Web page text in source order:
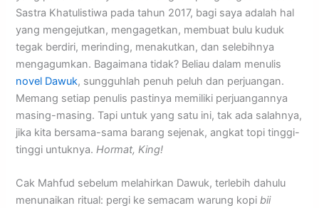
Sastra Khatulistiwa pada tahun 2017, bagi saya adalah hal
yang mengejutkan, mengagetkan, membuat bulu kuduk
tegak berdiri, merinding, menakutkan, dan selebihnya
mengagumkan. Bagaimana tidak? Beliau dalam menulis
novel Dawuk, sungguhlah penuh peluh dan perjuangan.
Memang setiap penulis pastinya memiliki perjuangannya
masing-masing. Tapi untuk yang satu ini, tak ada salahnya,
jika kita bersama-sama barang sejenak, angkat topi tinggi-
tinggi untuknya.Hormat, King!
Cak Mahfud sebelum melahirkan Dawuk, terlebih dahulu
menunaikan ritual: pergi ke semacam warung kopibii